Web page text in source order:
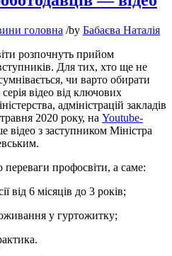
головна /by Бабаєва Наталія
розпочнуть прийом
Для тих, хто ще не
чи варто обирати
відео від ключових
адміністрацій закладів
2020 року, на Youtube-
відео з заступником Міністра
профосвіти, а саме:
від 6 місяців до 3 років;
у гуртожитку;